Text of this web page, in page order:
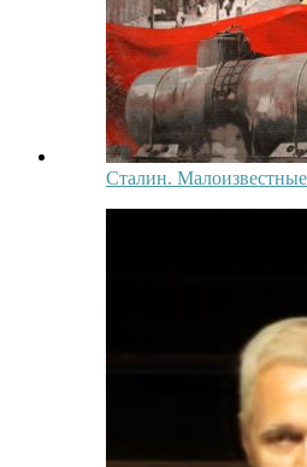
Сталин. Малоизвестные